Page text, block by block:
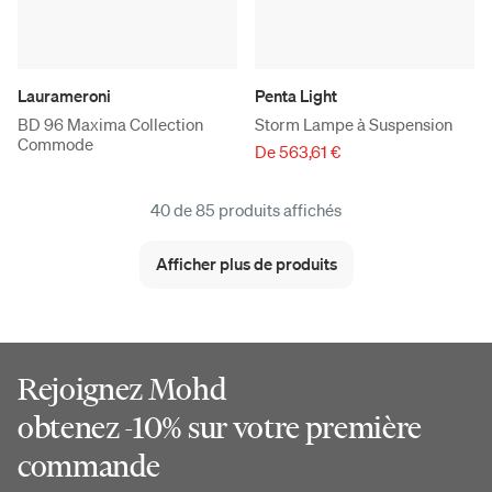
Laurameroni
BD 96 Maxima Collection
Commode
Penta Light
Storm Lampe à Suspension
De 563,61 €
40 de 85 produits affichés
Afficher plus de produits
Rejoignez Mohd
obtenez -10% sur votre première
commande